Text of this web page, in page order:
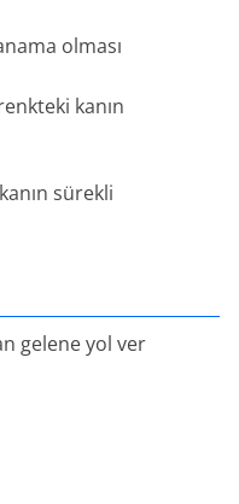
olması
kanın
sürekli
gelene yol ver